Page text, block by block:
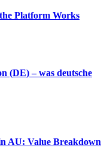
Platform Works
(DE) – was deutsche
AU: Value Breakdown